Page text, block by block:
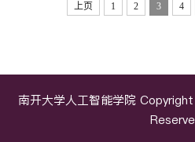
上页 1 2 3 4
南开大学人工智能学院